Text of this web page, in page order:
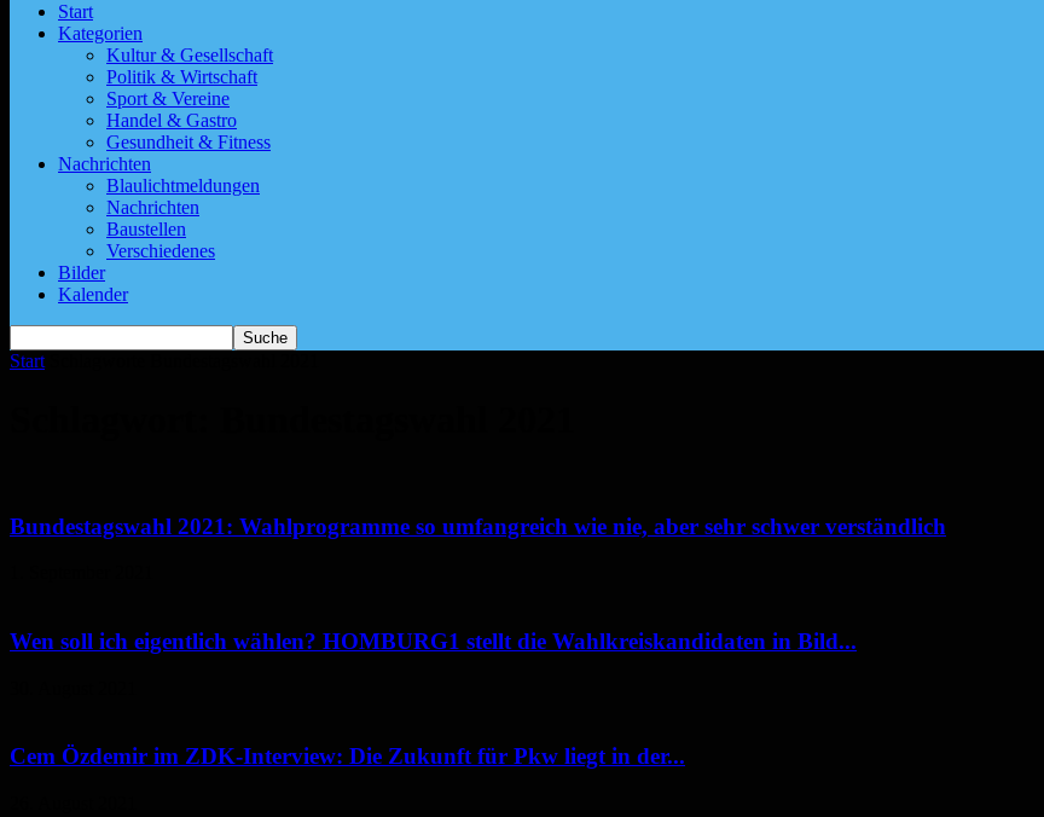
Start
Kategorien
Kultur & Gesellschaft
Politik & Wirtschaft
Sport & Vereine
Handel & Gastro
Gesundheit & Fitness
Nachrichten
Blaulichtmeldungen
Nachrichten
Baustellen
Verschiedenes
Bilder
Kalender
Start
Bundestagswahl 2021: Wahlprogramme so umfangreich wie nie, aber sehr schwer verständlich
Wen soll ich eigentlich wählen? HOMBURG1 stellt die Wahlkreiskandidaten in Bild...
Cem Özdemir im ZDK-Interview: Die Zukunft für Pkw liegt in der...